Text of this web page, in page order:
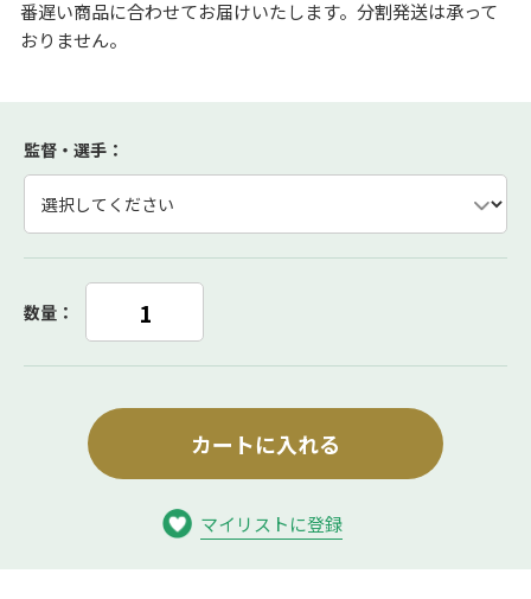
番遅い商品に合わせてお届けいたします。分割発送は承って
おりません。
監督・選手 ：
数量：
カートに入れる
マイリストに登録